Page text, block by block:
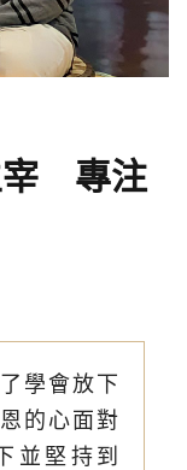
宰 專注
學會放下
的心面對
並堅持到